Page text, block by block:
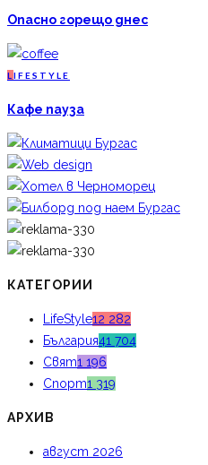
Опасно горещо днес
L IFESTYLE
Кафе пауза
КАТЕГОРИИ
LifeStyle12 282
България41 704
Свят1 196
Спорт1 319
АРХИВ
август 2026